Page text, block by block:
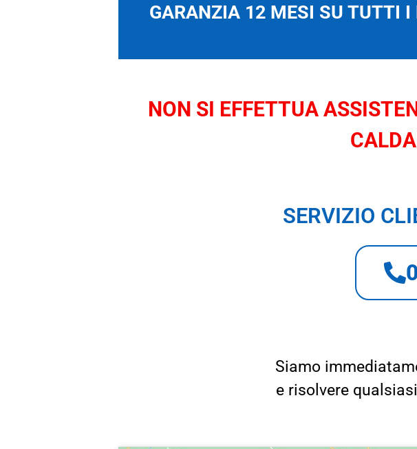
GARANZIA 12 MESI SU TUTTI
NON SI EFFETTUA
SERVIZIO
Siamo
e risolvere